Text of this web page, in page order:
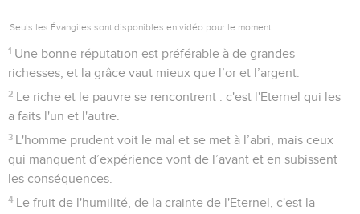
Seuls les Évangiles sont disponibles en vidéo pour le moment.
1 Une bonne réputation est préférable à de grandes
richesses, et la grâce vaut mieux que l’or et l’argent.
2 Le riche et le pauvre se rencontrent : c'est l'Eternel qui les
a faits l'un et l'autre.
3 L'homme prudent voit le mal et se met à l’abri, mais ceux
qui manquent d’expérience vont de l’avant et en subissent
les conséquences.
4 Le fruit de l'humilité, de la crainte de l'Eternel, c'est la